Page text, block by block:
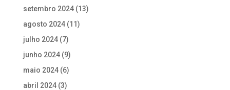
setembro 2024(13)
agosto 2024(11)
julho 2024(7)
junho 2024(9)
maio 2024(6)
abril 2024(3)